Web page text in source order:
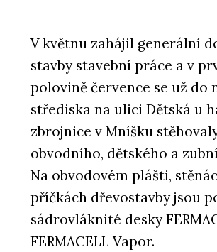
V květnu zahájil generální
stavby stavební práce a v
polovině července se už do
střediska na ulici Dětská u
zbrojnice v Mníšku
obvodního, dětského a
Na obvodovém plášti,
příčkách dřevostavby jsou
sádrovláknité desky
FERMACELL Vapor.